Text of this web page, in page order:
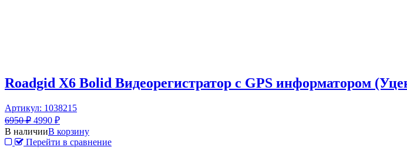
Roadgid X6 Bolid Видеорегистратор c GPS информатором
Артикул: 1038215
6950₽ 4990 ₽
В наличииВ корзину
Перейти в сравнение